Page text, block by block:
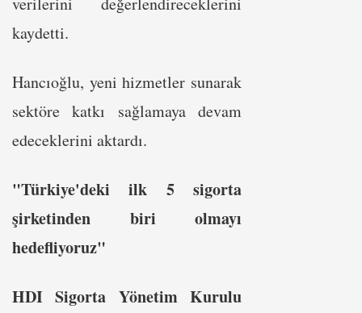
kaydetti.
Hancıoğlu, yeni hizmetler sunarak
sektöre katkı sağlamaya devam
edeceklerini aktardı.
"Türkiye'deki ilk 5 sigorta
şirketinden biri olmayı
hedefliyoruz"
HDI Sigorta Yönetim Kurulu